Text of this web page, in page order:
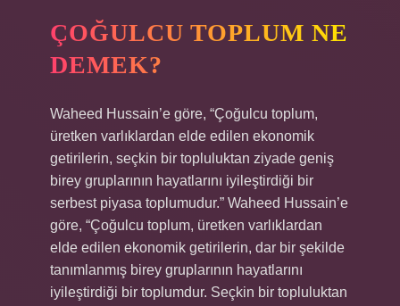
ÇOĞULCU TOPLUM NE
DEMEK?
Waheed Hussain’e göre, “Çoğulcu toplum,
üretken varlıklardan elde edilen ekonomik
getirilerin, seçkin bir topluluktan ziyade geniş
birey gruplarının hayatlarını iyileştirdiği bir
serbest piyasa toplumudur.” Waheed Hussain’e
göre, “Çoğulcu toplum, üretken varlıklardan
elde edilen ekonomik getirilerin, dar bir şekilde
tanımlanmış birey gruplarının hayatlarını
iyileştirdiği bir toplumdur. Seçkin bir topluluktan